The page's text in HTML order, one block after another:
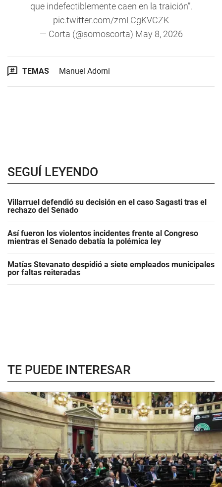
que indefectiblemente caen en la traición”.
pic.twitter.com/zmLCgKVCZK
— Corta (@somoscorta) May 8, 2026
TEMAS Manuel Adorni
SEGUÍ LEYENDO
Villarruel defendió su decisión en el caso Sagasti tras el
rechazo del Senado
Así fueron los violentos incidentes frente al Congreso
mientras el Senado debatía la polémica ley
Matías Stevanato despidió a siete empleados municipales
por faltas reiteradas
TE PUEDE INTERESAR